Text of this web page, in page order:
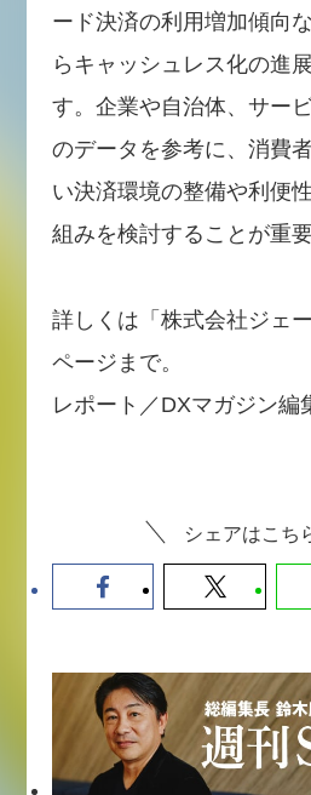
ード決済の利用増加傾向
らキャッシュレス化の進
す。企業や自治体、サー
のデータを参考に、消費
い決済環境の整備や利便
組みを検討することが重要
詳しくは「株式会社ジェ
ページまで。
レポート／DXマガジン編
シェアはこち